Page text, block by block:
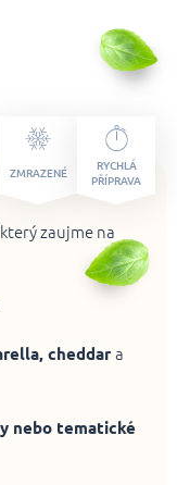
zaujme na
cheddar a
nebo tematické
ZMRAZENÉ
RYCHLÁ
PŘÍPRAVA